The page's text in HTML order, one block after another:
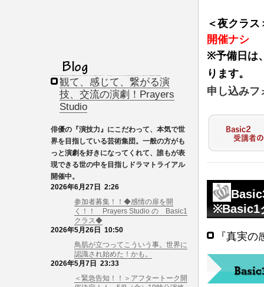
＜夜クラ
開催ナシ
※予備日は
ります。
申し込み
※Basic1
『真実
観て、感じて、繋がる演
技、交流の演劇！Prayers
Studio
俳優の『演技力』にこだわって、本気で世
界を目指している芸術集団。一般の方がも
っと演劇を好きになってくれて、誰もが表
現できる世の中を目指しドラマトライアル
開催中。
2026年6月27日 2:26
参加者募集！！◆感情の扉を開
く！！ Prayers Studio の Basic1
クラス◆
2026年5月26日 10:50
鳥肌が立つってこういう事。世界に
認識され始めた！かも。
2026年5月7日 23:33
＜緊急告知！！＞アフタートーク開